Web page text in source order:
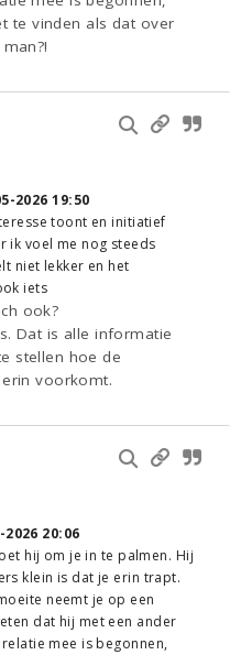
te vinden als dat over
2026 19:50
toont en initiatief
ik voel me nog steeds
niet lekker en het
iets
ook?
Dat is alle informatie
stellen hoe de
voorkomt.
2026 20:06
hij om je in te palmen. Hij
klein is dat je erin trapt.
neemt je op een
dat hij met een ander
mee is begonnen,